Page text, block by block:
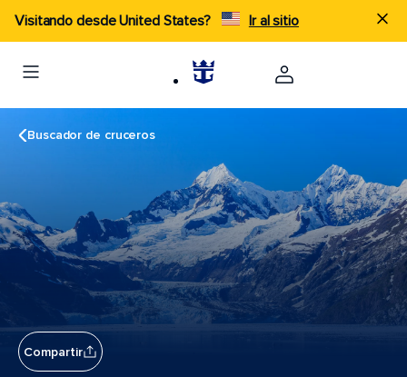
Visitando desde United States? Ir al sitio
Buscador de cruceros
Compartir